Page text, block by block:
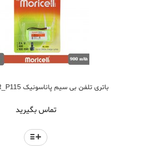
باتری تلفن بی سیم پاناسونیک HHR_P115 موریسل
تماس بگیرید